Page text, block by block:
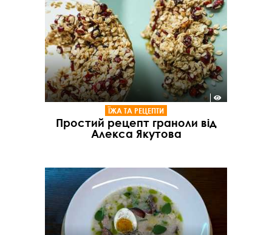
ЇЖА ТА РЕЦЕПТИ
Простий рецепт граноли від
Алекса Якутова